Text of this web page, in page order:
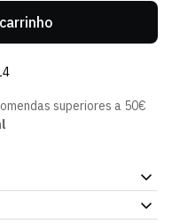
superiores a 50€
da atual coleção